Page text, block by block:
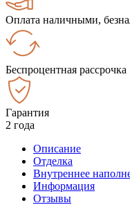
Оплата наличными,
Беспроцентная рассрочка
Гарантия
2 года
Описание
Отделка
Внутреннее
Информация
Отзывы